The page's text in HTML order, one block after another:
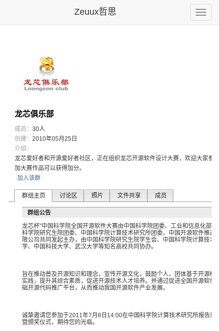
Toggle
Zeuux哲思
龙芯俱乐部
成员： 30人
创建： 2010年05月25日
介绍：
龙芯爱好者和开源爱好者社区，正在组织龙芯开源软件设计大赛，欢迎大家参
加大赛作品 可以获得加分。
加入该群
群组主页 讨论区 照片 文件共享 成员
群组公告
龙芯杯”中 国科学院全国开源软件大赛由中国科学院团委、工业和信息化部团
科学院研究生院团委、中国科学院计算技术研究所团委、中国开源软件推进
限公司共同发起主办，由中 国科学院研究生院学生会、中国科学院计算技术
学、 中国科技大学、武汉大学等知名高校共同协办。
旨在推动普及开源知识和理念，宣传开源文化， 鼓励个人、 团体基于开源模
实践，提升其综合素质，促进开源技术人才培养。并通过促进全国开源软件
础开源代码推广平台 ，从而推动我国开源软件产业发展。
诚挚邀请您参加于2011年7月8 日14:00在中国科学院计算技术研究所报告厅
暨颁奖仪式，期待您的光临。